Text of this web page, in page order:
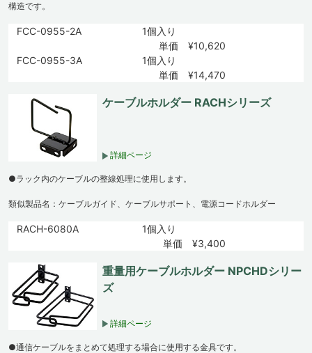
構造です。
FCC-0955-2A
1個入り
単価 ¥10,620
FCC-0955-3A
1個入り
単価 ¥14,470
ケーブルホルダー RACHシリーズ
詳細ページ
●ラック内のケーブルの整線処理に使用します。
類似製品名：ケーブルガイド、ケーブルサポート、電源コードホルダー
RACH-6080A
1個入り
単価 ¥3,400
重量用ケーブルホルダー NPCHDシリー
ズ
詳細ページ
●通信ケーブルをまとめて処理する場合に使用する金具です。